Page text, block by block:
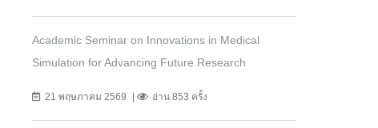
Academic Seminar on Innovations in Medical
Simulation for Advancing Future Research
21 พฤษภาคม 2569 อ่าน 853 ครั้ง